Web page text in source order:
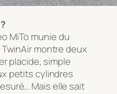
MiTo munie du
TwinAir montre deux
placide, simple
petits cylindres
Mais elle sait